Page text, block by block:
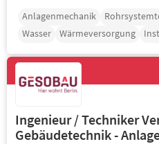
Anlagenmechanik
Wasser
Wärmeversorgung
Ingenieur / Techniker
Gebäudetechnik -